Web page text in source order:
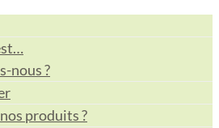
nous ?
produits ?